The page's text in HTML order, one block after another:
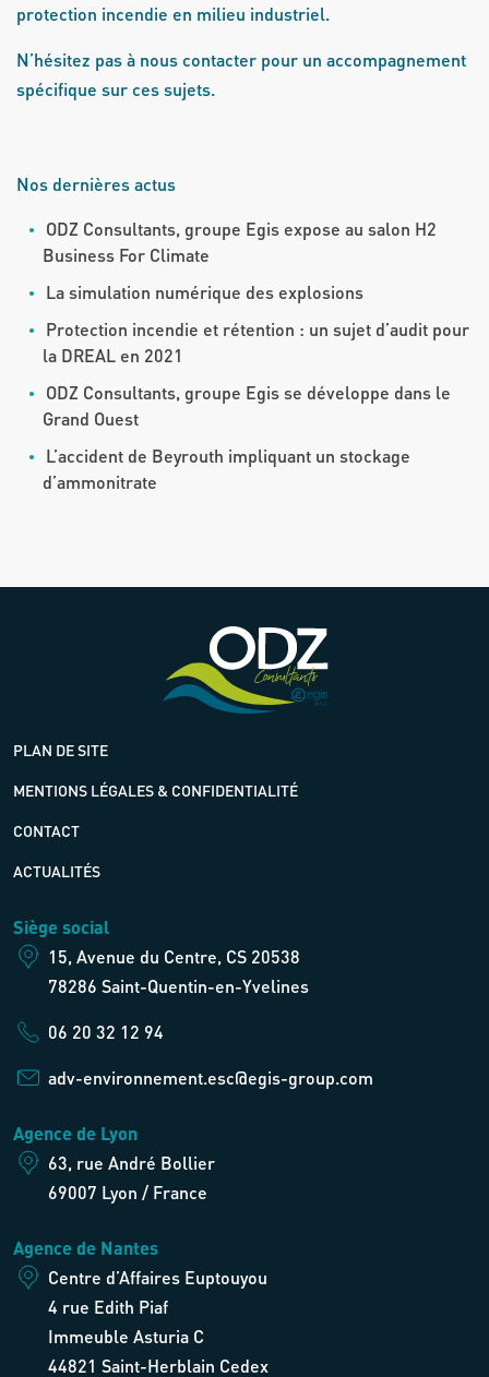
protection incendie en milieu industriel.
N’hésitez pas à nous contacter pour un accompagnement
spécifique sur ces sujets.
Nos dernières actus
ODZ Consultants, groupe Egis expose au salon H2
Business For Climate
La simulation numérique des explosions
Protection incendie et rétention : un sujet d’audit pour
la DREAL en 2021
ODZ Consultants, groupe Egis se développe dans le
Grand Ouest
L’accident de Beyrouth impliquant un stockage
d’ammonitrate
PLAN DE SITE
MENTIONS LÉGALES & CONFIDENTIALITÉ
CONTACT
ACTUALITÉS
Siège social
15, Avenue du Centre, CS 20538
78286 Saint-Quentin-en-Yvelines
06 20 32 12 94
adv-environnement.esc@egis-group.com
Agence de Lyon
63, rue André Bollier
69007 Lyon / France
Agence de Nantes
Centre d’Affaires Euptouyou
4 rue Edith Piaf
Immeuble Asturia C
44821 Saint-Herblain Cedex